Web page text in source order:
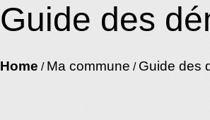
Guide des
Home / Ma commune / Guide des